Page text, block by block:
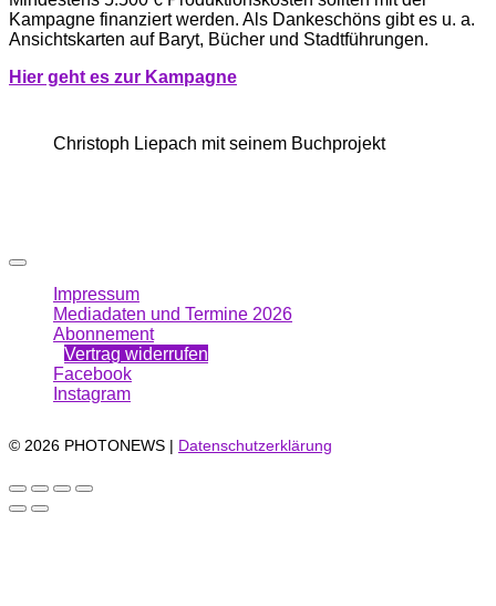
Kampagne finanziert werden. Als Dankeschöns gibt es u. a.
Ansichtskarten auf Baryt, Bücher und Stadtführungen.
Hier geht es zur Kampagne
Christoph Liepach mit seinem Buchprojekt
Impressum
Mediadaten und Termine 2026
Abonnement
Vertrag widerrufen
Facebook
Instagram
© 2026 PHOTONEWS | Datenschutzerklärung